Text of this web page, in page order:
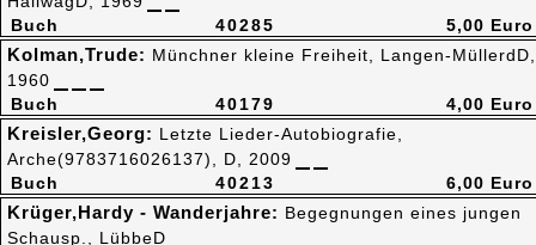
40285
Buch
5,00 Euro
40179
Buch
Kolman,Trude: Münchner kleine Freiheit, Langen-MüllerdD,
1960
4,00 Euro
40213
Buch
Kreisler,Georg: Letzte Lieder-Autobiografie,
Arche(9783716026137), D, 2009
6,00 Euro
Krüger,Hardy - Wanderjahre: Begegnungen eines jungen
Schausp., LübbeD